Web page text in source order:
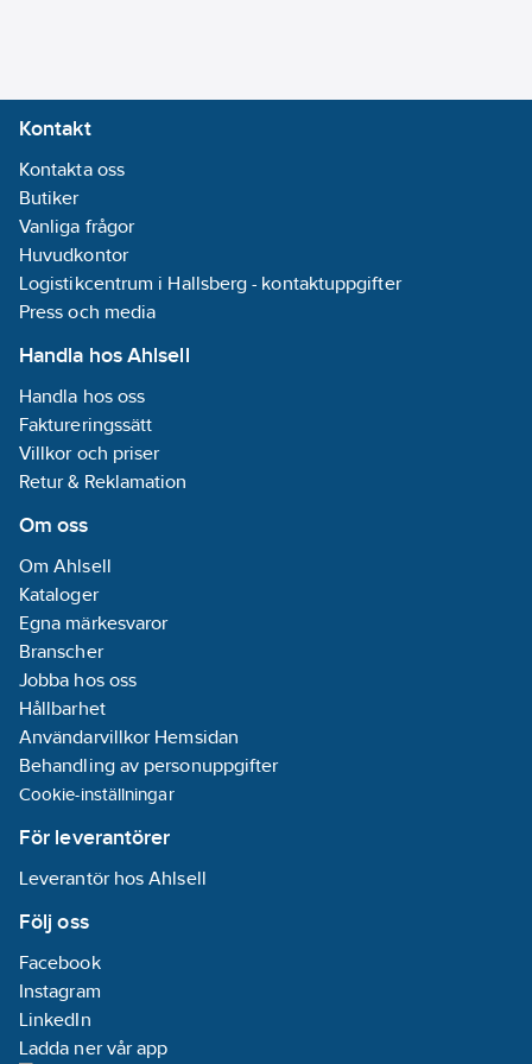
Kontakt
Kontakta oss
Butiker
Vanliga frågor
Huvudkontor
Logistikcentrum i Hallsberg - kontaktuppgifter
Press och media
Handla hos Ahlsell
Handla hos oss
Faktureringssätt
Villkor och priser
Retur & Reklamation
Om oss
Om Ahlsell
Kataloger
Egna märkesvaror
Branscher
Jobba hos oss
Hållbarhet
Användarvillkor Hemsidan
Behandling av personuppgifter
Cookie-inställningar
För leverantörer
Leverantör hos Ahlsell
Följ oss
Facebook
Instagram
LinkedIn
Ladda ner vår app